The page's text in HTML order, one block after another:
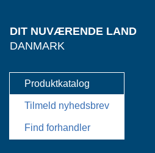
DIT NUVÆRENDE LAND
DANMARK
Produktkatalog
Tilmeld nyhedsbrev
Find forhandler